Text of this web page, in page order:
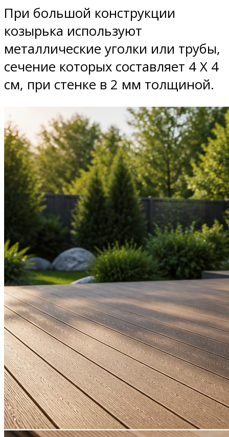
При большой конструкции
козырька используют
металлические уголки или трубы,
сечение которых составляет 4 Х 4
см, при стенке в 2 мм толщиной.